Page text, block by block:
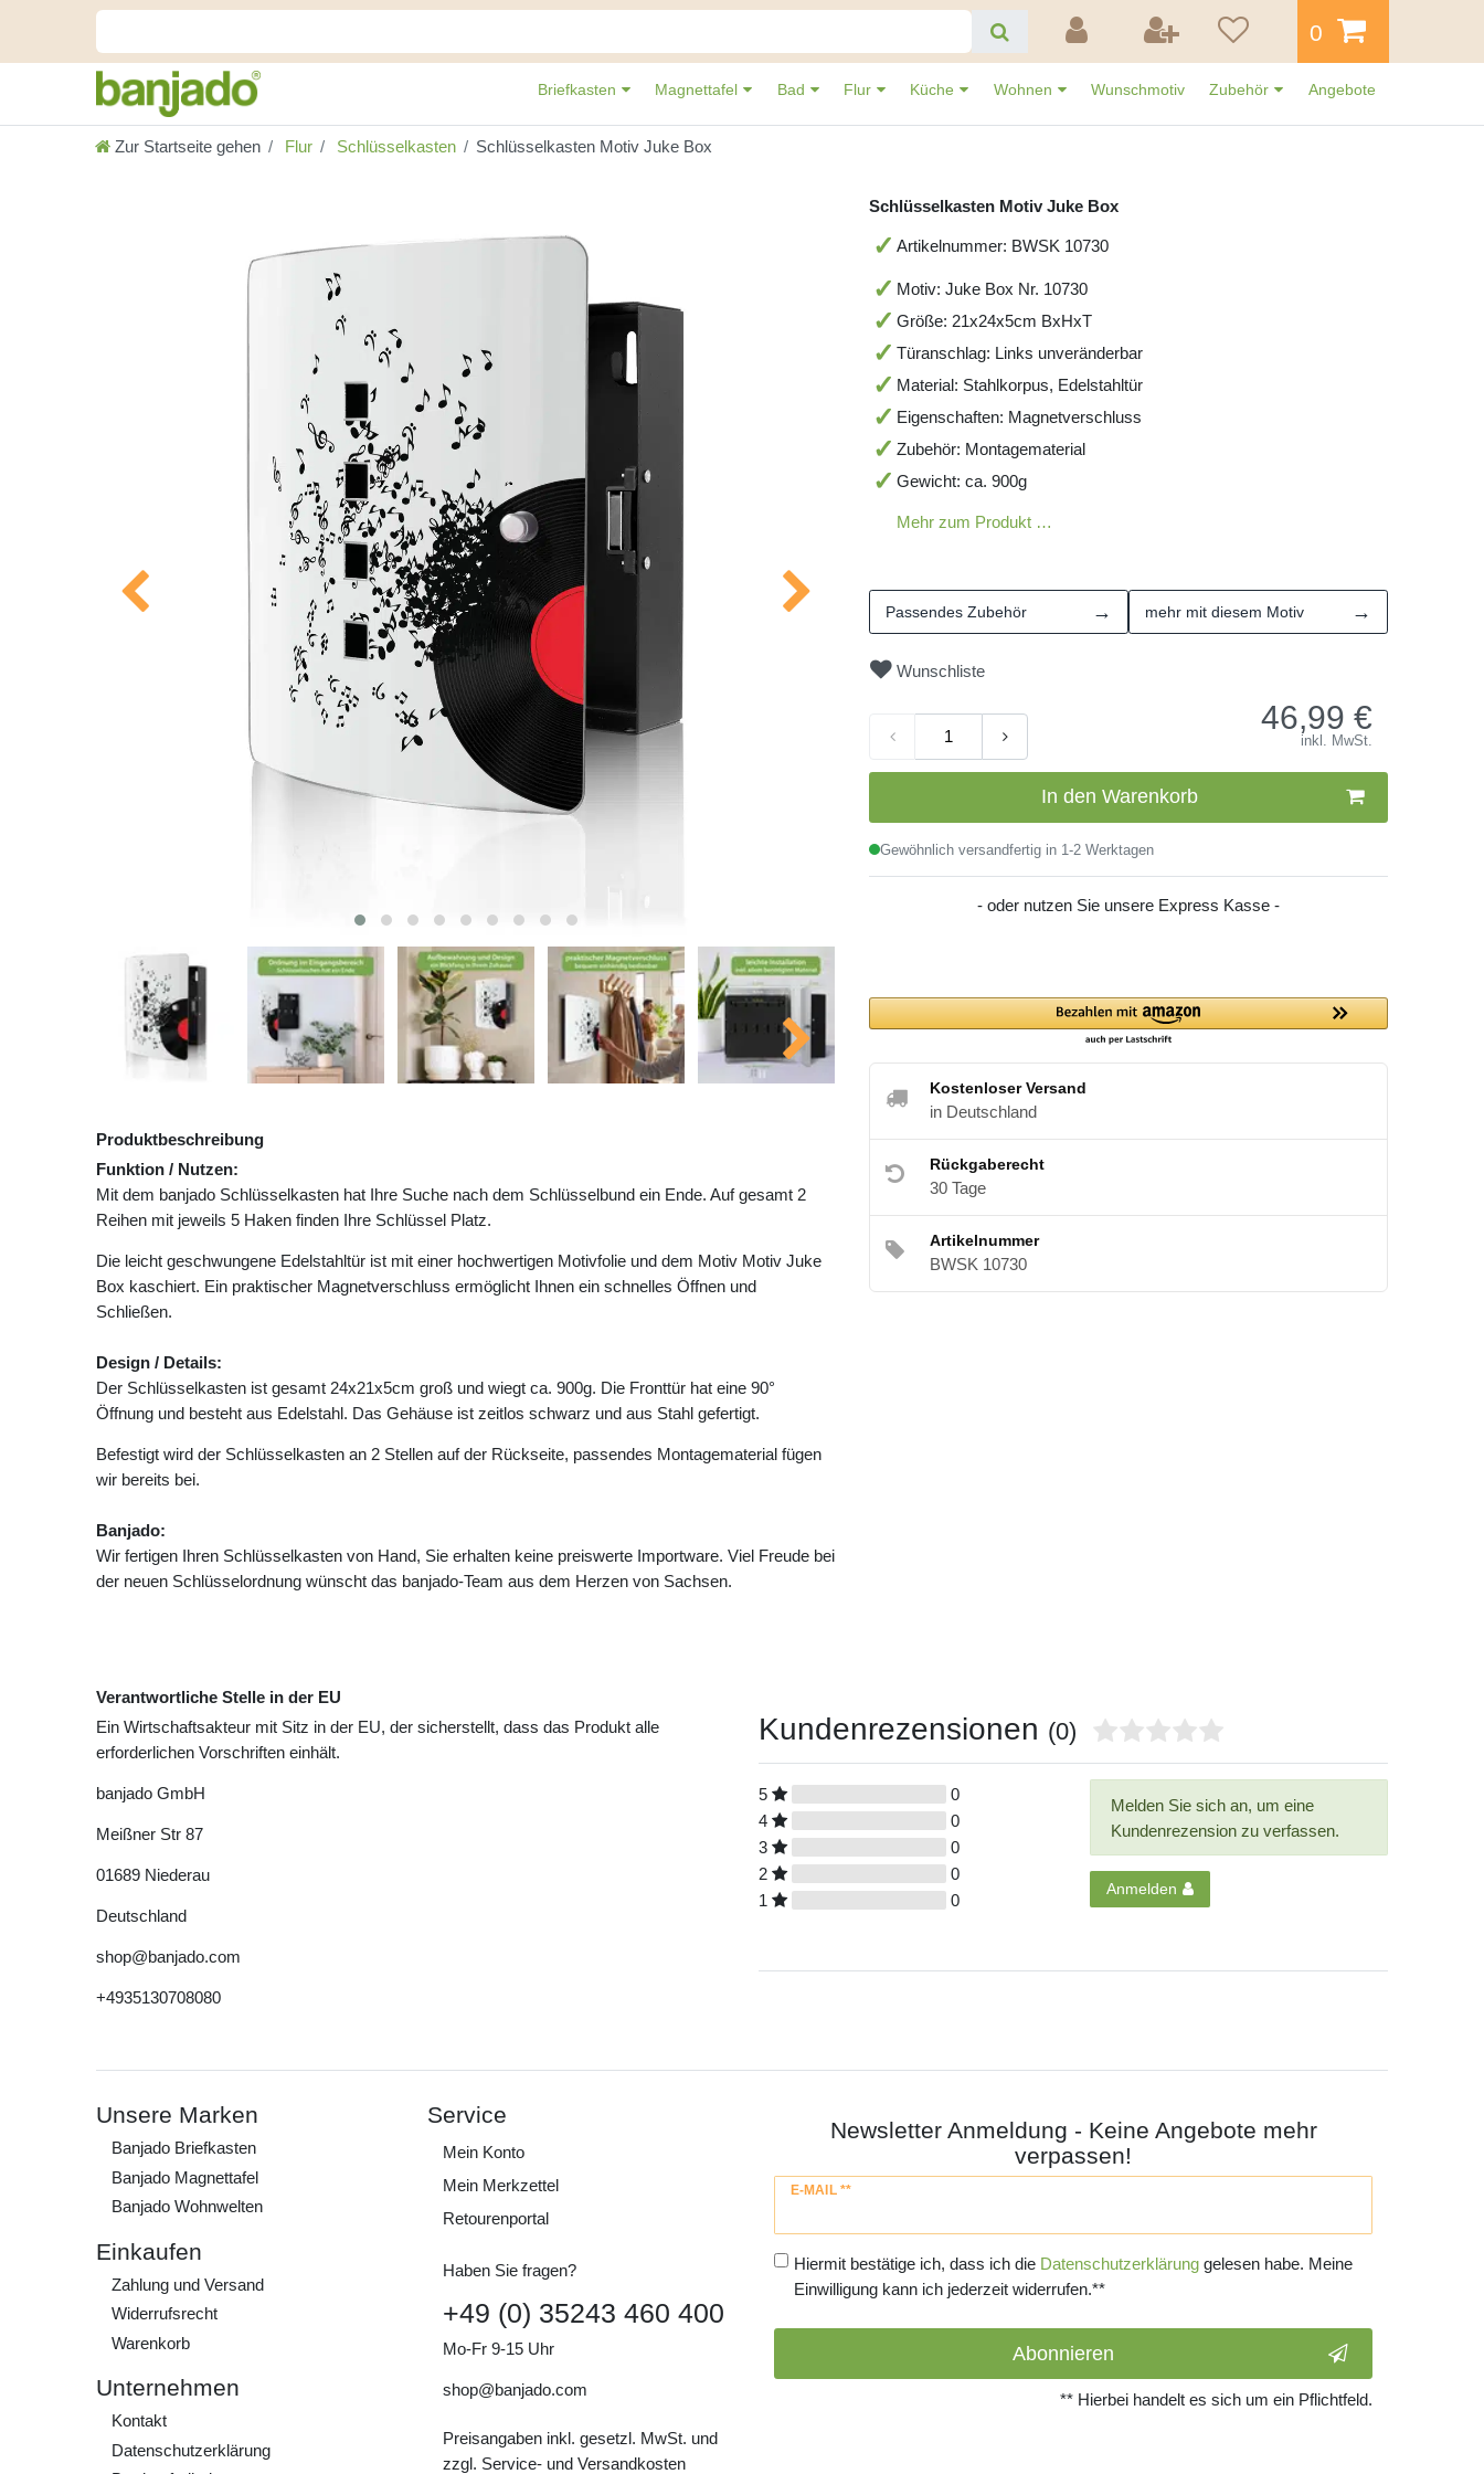
0
Briefkasten Magnettafel Bad Flur Küche Wohnen Wunschmotiv Zubehör Angebote
Zur Startseite gehen Flur Schlüsselkasten Schlüsselkasten Motiv Juke Box
Produktbeschreibung
Funktion / Nutzen:
Mit dem banjado Schlüsselkasten hat Ihre Suche nach dem Schlüsselbund ein Ende. Auf gesamt 2
Reihen mit jeweils 5 Haken finden Ihre Schlüssel Platz.
Die leicht geschwungene Edelstahltür ist mit einer hochwertigen Motivfolie und dem Motiv Motiv Juke
Box kaschiert. Ein praktischer Magnetverschluss ermöglicht Ihnen ein schnelles Öffnen und
Schließen.
Design / Details:
Der Schlüsselkasten ist gesamt 24x21x5cm groß und wiegt ca. 900g. Die Fronttür hat eine 90°
Öffnung und besteht aus Edelstahl. Das Gehäuse ist zeitlos schwarz und aus Stahl gefertigt.
Befestigt wird der Schlüsselkasten an 2 Stellen auf der Rückseite, passendes Montagematerial fügen
wir bereits bei.
Banjado:
Wir fertigen Ihren Schlüsselkasten von Hand, Sie erhalten keine preiswerte Importware. Viel Freude bei
der neuen Schlüsselordnung wünscht das banjado-Team aus dem Herzen von Sachsen.
Schlüsselkasten Motiv Juke Box
Artikelnummer: BWSK 10730
Motiv: Juke Box Nr. 10730
Größe: 21x24x5cm BxHxT
Türanschlag: Links unveränderbar
Material: Stahlkorpus, Edelstahltür
Eigenschaften: Magnetverschluss
Zubehör: Montagematerial
Gewicht: ca. 900g
Mehr zum Produkt …
Passendes Zubehör → mehr mit diesem Motiv →
Wunschliste
46,99 €
inkl. MwSt.
In den Warenkorb
Gewöhnlich versandfertig in 1-2 Werktagen
- oder nutzen Sie unsere Express Kasse -
Kostenloser Versand
in Deutschland
Rückgaberecht
30 Tage
Artikelnummer
BWSK 10730
Verantwortliche Stelle in der EU
Ein Wirtschaftsakteur mit Sitz in der EU, der sicherstellt, dass das Produkt alle
erforderlichen Vorschriften einhält.
banjado GmbH
Meißner Str 87
01689 Niederau
Deutschland
shop@banjado.com
+4935130708080
Kundenrezensionen (0)
5
0
4
0
3
0
2
0
1
0
Melden Sie sich an, um eine
Kundenrezension zu verfassen.
Anmelden
Unsere Marken
Banjado Briefkasten
Banjado Magnettafel
Banjado Wohnwelten
Einkaufen
Zahlung und Versand
Widerrufs­recht
Warenkorb
Unternehmen
Kontakt
Daten­schutz­erklärung
Service
Mein Konto
Mein Merkzettel
Retourenportal
Haben Sie fragen?
+49 (0) 35243 460 400
Mo-Fr 9-15 Uhr
shop@banjado.com
Preisangaben inkl. gesetzl. MwSt. und
zzgl. Service- und Versandkosten
Newsletter Anmeldung - Keine Angebote mehr
verpassen!
E-MAIL **
Newsletter
Hiermit bestätige ich, dass ich die Daten­schutz­erklärunggelesen habe. Meine
Einwilligung kann ich jederzeit widerrufen.**
Abonnieren
** Hierbei handelt es sich um ein Pflichtfeld.